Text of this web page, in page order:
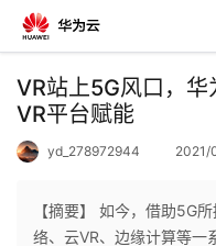
返
回
VR站上5G风口，
VR平台赋能
yd_278972944 2021/
【摘要】 如今，借助5G
络、云VR、边缘计算等一